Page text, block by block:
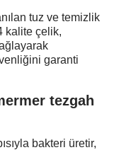
tuz ve temizlik
kalite çelik,
garanti
tezgah
bakteri üretir,